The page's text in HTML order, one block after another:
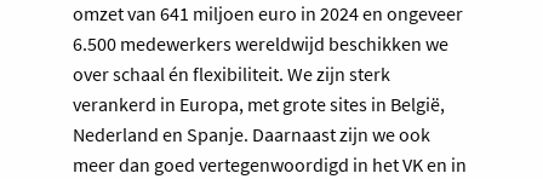
omzet van 641 miljoen euro in 2024 en ongeveer
6.500 medewerkers wereldwijd beschikken we
over schaal én flexibiliteit. We zijn sterk
verankerd in Europa, met grote sites in België,
Nederland en Spanje. Daarnaast zijn we ook
meer dan goed vertegenwoordigd in het VK en in